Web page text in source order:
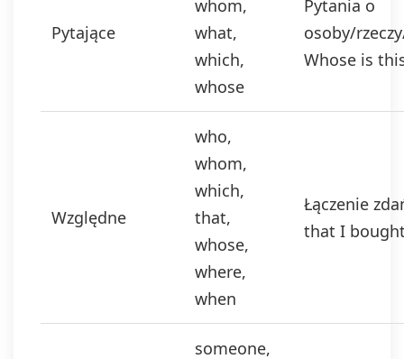
Pytające
whom,
what,
which,
whose
Pytania o
osoby/
Whose is
Względne
who,
whom,
which,
that,
whose,
where,
when
Łączenie
that I
someone,